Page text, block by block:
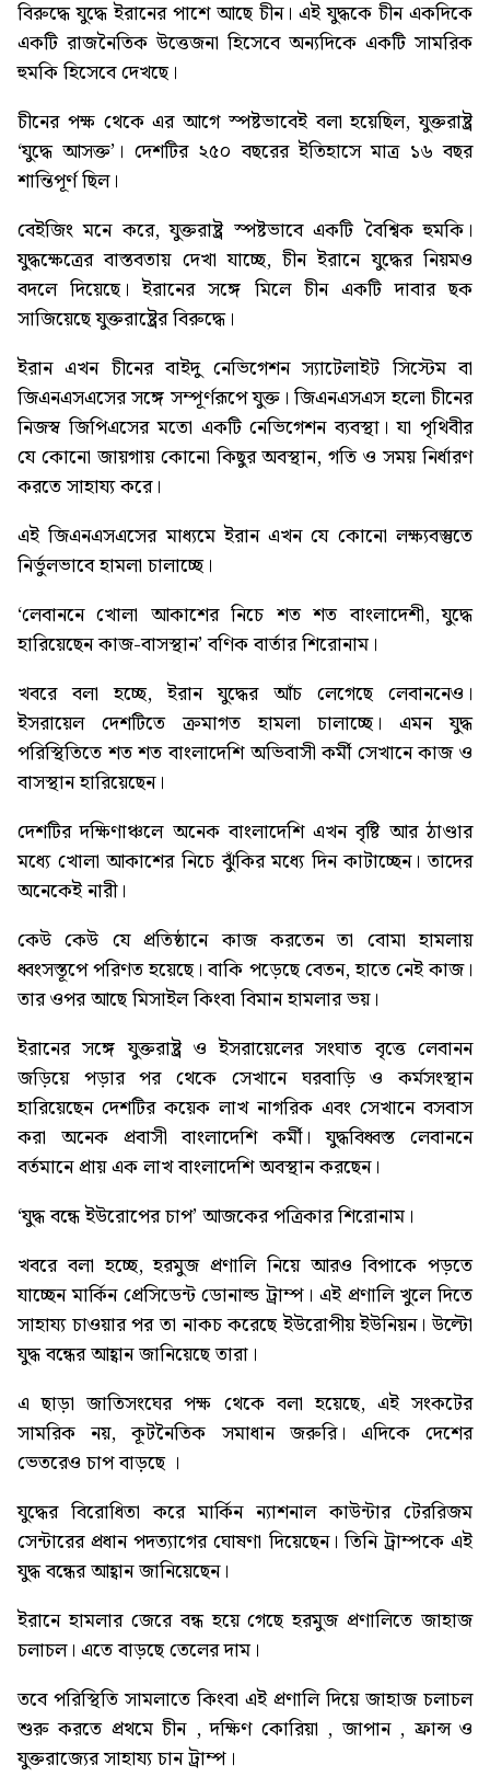
বিরুদ্ধে যুদ্ধে ইরানের পাশে আছে চীন। এই যুদ্ধকে চীন একদিকে
একটি রাজনৈতিক উত্তেজনা হিসেবে অন্যদিকে একটি সামরিক
হুমকি হিসেবে দেখছে।
চীনের পক্ষ থেকে এর আগে স্পষ্টভাবেই বলা হয়েছিল, যুক্তরাষ্ট্র
‘যুদ্ধে আসক্ত’। দেশটির ২৫০ বছরের ইতিহাসে মাত্র ১৬ বছর
শান্তিপূর্ণ ছিল।
বেইজিং মনে করে, যুক্তরাষ্ট্র স্পষ্টভাবে একটি বৈশ্বিক হুমকি।
যুদ্ধক্ষেত্রের বাস্তবতায় দেখা যাচ্ছে, চীন ইরানে যুদ্ধের নিয়মও
বদলে দিয়েছে। ইরানের সঙ্গে মিলে চীন একটি দাবার ছক
সাজিয়েছে যুক্তরাষ্ট্রের বিরুদ্ধে।
ইরান এখন চীনের বাইদু নেভিগেশন স্যাটেলাইট সিস্টেম বা
জিএনএসএসের সঙ্গে সম্পূর্ণরূপে যুক্ত। জিএনএসএস হলো চীনের
নিজস্ব জিপিএসের মতো একটি নেভিগেশন ব্যবস্থা। যা পৃথিবীর
যে কোনো জায়গায় কোনো কিছুর অবস্থান, গতি ও সময় নির্ধারণ
করতে সাহায্য করে।
এই জিএনএসএসের মাধ্যমে ইরান এখন যে কোনো লক্ষ্যবস্তুতে
নির্ভুলভাবে হামলা চালাচ্ছে।
‘লেবাননে খোলা আকাশের নিচে শত শত বাংলাদেশী, যুদ্ধে
হারিয়েছেন কাজ-বাসস্থান’বণিক বার্তার শিরোনাম।
খবরে বলা হচ্ছে, ইরান যুদ্ধের আঁচ লেগেছে লেবাননেও।
ইসরায়েল দেশটিতে ক্রমাগত হামলা চালাচ্ছে। এমন যুদ্ধ
পরিস্থিতিতে শত শত বাংলাদেশি অভিবাসী কর্মী সেখানে কাজ ও
বাসস্থান হারিয়েছেন।
দেশটির দক্ষিণাঞ্চলে অনেক বাংলাদেশি এখন বৃষ্টি আর ঠাণ্ডার
মধ্যে খোলা আকাশের নিচে ঝুঁকির মধ্যে দিন কাটাচ্ছেন। তাদের
অনেকেই নারী।
কেউ কেউ যে প্রতিষ্ঠানে কাজ করতেন তা বোমা হামলায়
ধ্বংসস্তূপে পরিণত হয়েছে। বাকি পড়েছে বেতন, হাতে নেই কাজ।
তার ওপর আছে মিসাইল কিংবা বিমান হামলার ভয়।
ইরানের সঙ্গে যুক্তরাষ্ট্র ও ইসরায়েলের সংঘাত বৃত্তে লেবানন
জড়িয়ে পড়ার পর থেকে সেখানে ঘরবাড়ি ও কর্মসংস্থান
হারিয়েছেন দেশটির কয়েক লাখ নাগরিক এবং সেখানে বসবাস
করা অনেক প্রবাসী বাংলাদেশি কর্মী। যুদ্ধবিধ্বস্ত লেবাননে
বর্তমানে প্রায় এক লাখ বাংলাদেশি অবস্থান করছেন।
‘যুদ্ধ বন্ধে ইউরোপের চাপ’আজকের পত্রিকার শিরোনাম।
খবরে বলা হচ্ছে, হরমুজ প্রণালি নিয়ে আরও বিপাকে পড়তে
যাচ্ছেন মার্কিন প্রেসিডেন্ট ডোনাল্ড ট্রাম্প। এই প্রণালি খুলে দিতে
সাহায্য চাওয়ার পর তা নাকচ করেছে ইউরোপীয় ইউনিয়ন। উল্টো
যুদ্ধ বন্ধের আহ্বান জানিয়েছে তারা।
এ ছাড়া জাতিসংঘের পক্ষ থেকে বলা হয়েছে, এই সংকটের
সামরিক নয়, কূটনৈতিক সমাধান জরুরি। এদিকে দেশের
ভেতরেও চাপ বাড়ছে ।
যুদ্ধের বিরোধিতা করে মার্কিন ন্যাশনাল কাউন্টার টেররিজম
সেন্টারের প্রধান পদত্যাগের ঘোষণা দিয়েছেন। তিনি ট্রাম্পকে এই
যুদ্ধ বন্ধের আহ্বান জানিয়েছেন।
ইরানে হামলার জেরে বন্ধ হয়ে গেছে হরমুজ প্রণালিতে জাহাজ
চলাচল। এতে বাড়ছে তেলের দাম।
তবে পরিস্থিতি সামলাতে কিংবা এই প্রণালি দিয়ে জাহাজ চলাচল
শুরু করতে প্রথমে চীন , দক্ষিণ কোরিয়া , জাপান , ফ্রান্স ও
যুক্তরাজ্যের সাহায্য চান ট্রাম্প।